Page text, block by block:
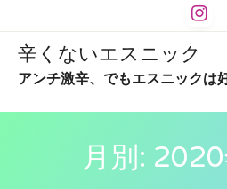
辛くないエスニック
アンチ激辛、でもエスニックは
月別: